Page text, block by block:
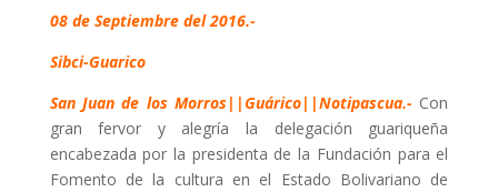
08 de Septiembre del 2016.-
Sibci-Guarico
San Juan de los Morros||Guárico||Notipascua.-Con
gran fervor y alegría la delegación guariqueña
encabezada por la presidenta de la Fundación para el
Fomento de la cultura en el Estado Bolivariano de